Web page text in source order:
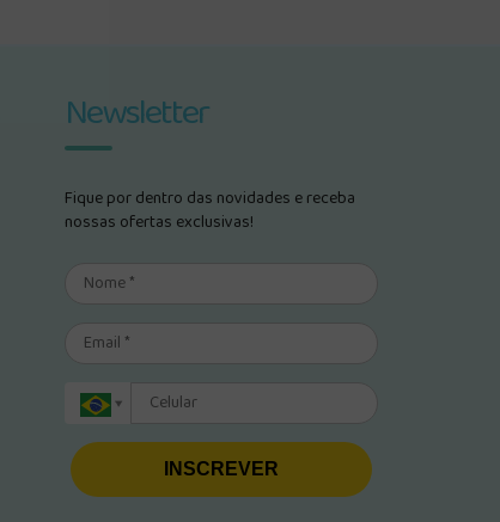
Newsletter
Fique por dentro das novidades e receba
nossas ofertas exclusivas!
INSCREVER